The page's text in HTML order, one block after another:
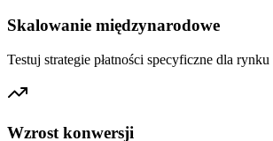
Skalowanie międzynarodowe
Testuj strategie płatności specyficzne dla
Wzrost konwersji